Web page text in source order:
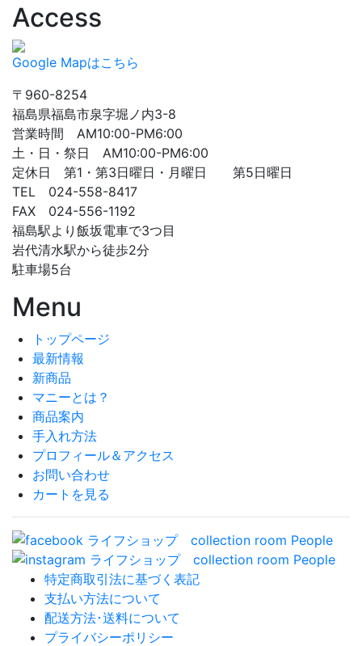
Access
Google Mapはこちら
〒960-8254
福島県福島市泉字堀ノ内3-8
営業時間 AM10:00-PM6:00
土・日・祭日 AM10:00-PM6:00
定休日 第1・第3日曜日・月曜日 第5日曜日
TEL 024-558-8417
FAX 024-556-1192
福島駅より飯坂電車で3つ目
岩代清水駅から徒歩2分
駐車場5台
Menu
トップページ
最新情報
新商品
マニーとは？
商品案内
手入れ方法
プロフィール＆アクセス
お問い合わせ
カートを見る
特定商取引法に基づく表記
支払い方法について
配送方法･送料について
プライバシーポリシー